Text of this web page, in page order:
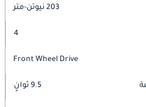
203 نيوتن-متر
4
Front Wheel Drive
9.5 ثوانٍ